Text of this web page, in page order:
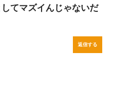
てマズイんじゃないだ
返信する